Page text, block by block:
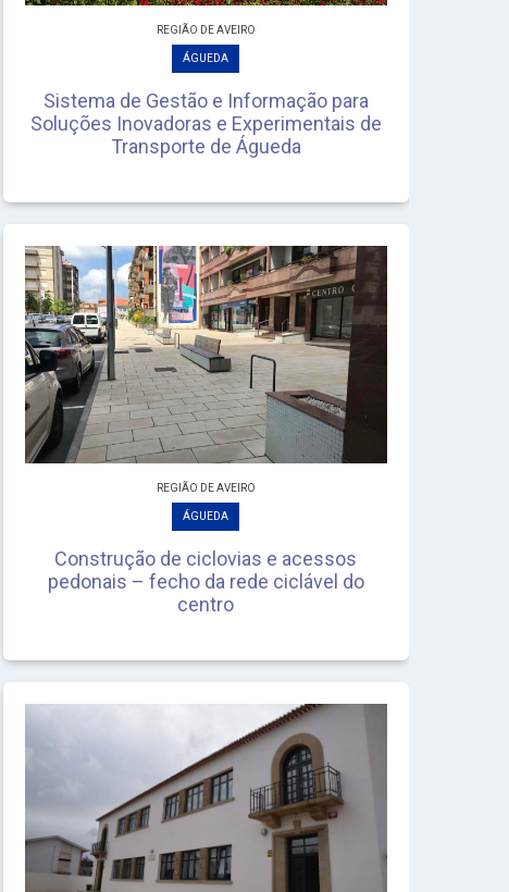
REGIÃO DE AVEIRO
ÁGUEDA
Sistema de Gestão e Informação para
Soluções Inovadoras e Experimentais de
Transporte de Águeda
REGIÃO DE AVEIRO
ÁGUEDA
Construção de ciclovias e acessos
pedonais – fecho da rede ciclável do
centro